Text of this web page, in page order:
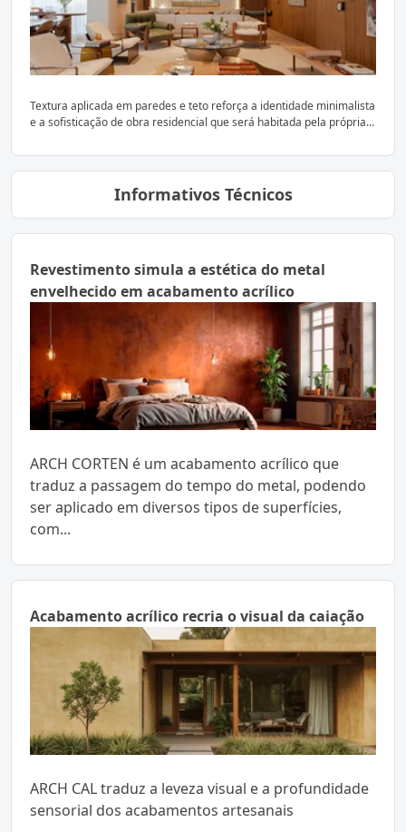
Textura aplicada em paredes e teto reforça a identidade minimalista
e a sofisticação de obra residencial que será habitada pela própria...
Informativos Técnicos
Revestimento simula a estética do metal
envelhecido em acabamento acrílico
ARCH CORTEN é um acabamento acrílico que
traduz a passagem do tempo do metal, podendo
ser aplicado em diversos tipos de superfícies,
com...
Acabamento acrílico recria o visual da caiação
ARCH CAL traduz a leveza visual e a profundidade
sensorial dos acabamentos artesanais